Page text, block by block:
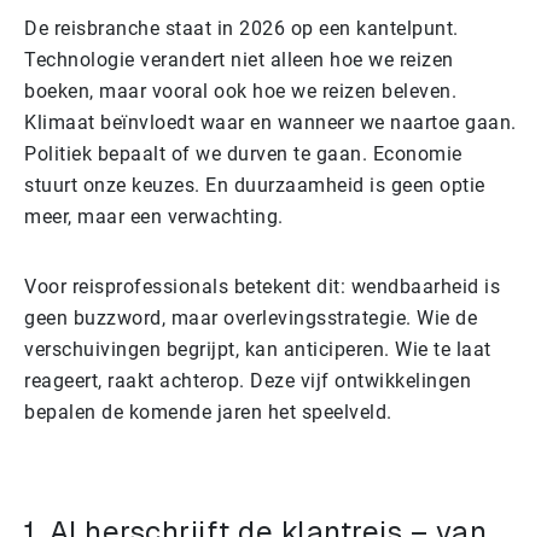
De reisbranche staat in 2026 op een kantelpunt.
Technologie verandert niet alleen hoe we reizen
boeken, maar vooral ook hoe we reizen beleven.
Klimaat beïnvloedt waar en wanneer we naartoe gaan.
Politiek bepaalt of we durven te gaan. Economie
stuurt onze keuzes. En duurzaamheid is geen optie
meer, maar een verwachting.
Voor reisprofessionals betekent dit: wendbaarheid is
geen buzzword, maar overlevingsstrategie. Wie de
verschuivingen begrijpt, kan anticiperen. Wie te laat
reageert, raakt achterop. Deze vijf ontwikkelingen
bepalen de komende jaren het speelveld.